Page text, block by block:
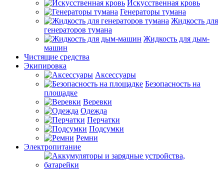
Искусственная кровь
Генераторы тумана
Жидкость для
генераторов тумана
Жидкость для дым-
машин
Чистящие средства
Экипировка
Аксессуары
Безопасность на
площадке
Веревки
Одежда
Перчатки
Подсумки
Ремни
Электропитание